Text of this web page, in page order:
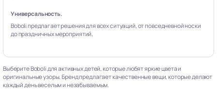
Универсальность.
Boboli предлагает решения для всех ситуаций, от повседневной носки
до праздничных мероприятий.
Выберите Boboli для активных детей, которые любят яркие цвета и
оригинальные узоры. Бренд предлагает качественные вещи, которые делают
каждый день веселым и незабываемым.